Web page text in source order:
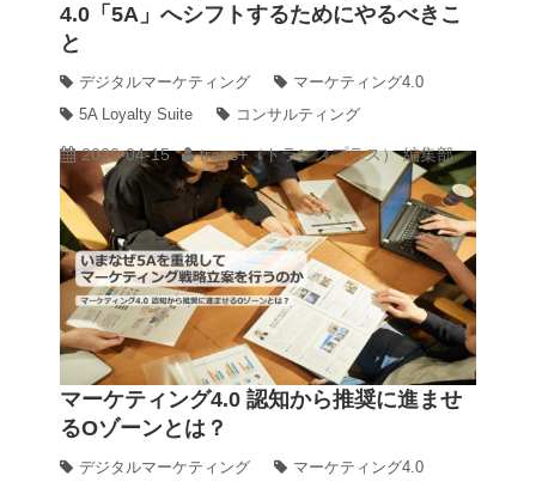
4.0「5A」へシフトするためにやるべきこ
と
デジタルマーケティング
マーケティング4.0
5A Loyalty Suite
コンサルティング
2020-04-15 trans+（トランスプラス） 編集部
マーケティング4.0 認知から推奨に進ませ
るOゾーンとは？
デジタルマーケティング
マーケティング4.0